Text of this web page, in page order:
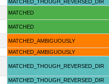
MATCHED_THOUGH_REVERSED_DIR
MATCHED
MATCHED
MATCHED_AMBIGUOUSLY
MATCHED_AMBIGUOUSLY
MATCHED_THOUGH_REVERSED_DIR
MATCHED_THOUGH_REVERSED_DIR